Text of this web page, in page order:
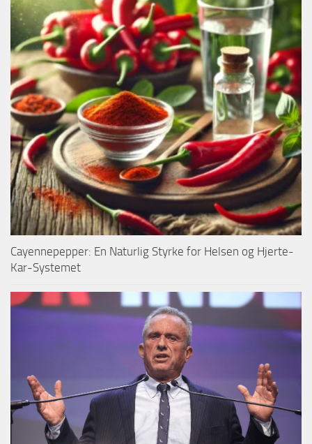
Cayennepepper: En Naturlig Styrke for Helsen og Hjerte-
Kar-Systemet